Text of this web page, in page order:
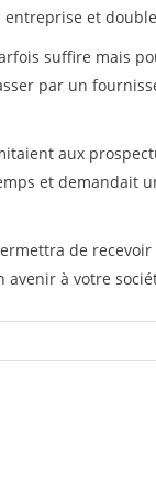
et
suffire mais
par un
aux
et demandait
de
à votre